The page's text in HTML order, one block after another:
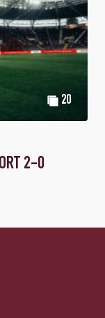
20
2-0